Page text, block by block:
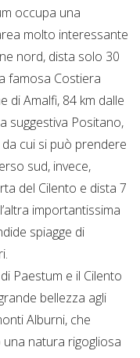
occupa una
molto interessante
nord, dista solo 30
famosa Costiera
di Amalfi, 84 km dalle
suggestiva Positano,
cui si può prendere
sud, invece,
del Cilento e dista 7
importantissima
spiagge di
Paestum e il Cilento
bellezza agli
Alburni, che
natura rigogliosa